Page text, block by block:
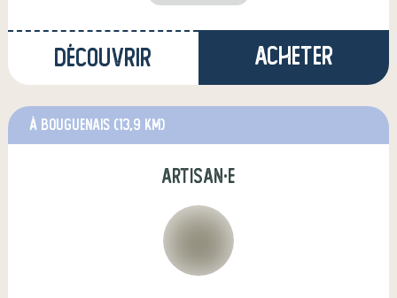
Découvrir Acheter
à Bouguenais (13,9 km)
artisan·e